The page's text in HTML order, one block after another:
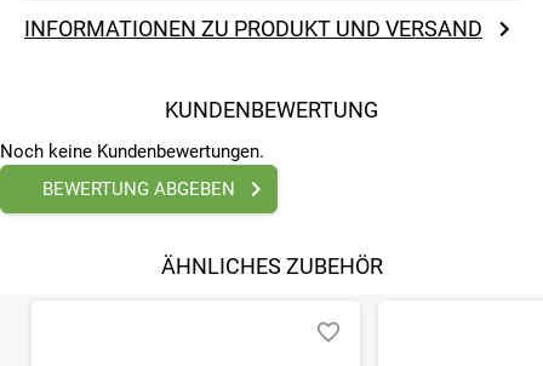
INFORMATIONEN ZU PRODUKT UND VERSAND
KUNDENBEWERTUNG
Noch keine Kundenbewertungen.
BEWERTUNG ABGEBEN
ÄHNLICHES ZUBEHÖR